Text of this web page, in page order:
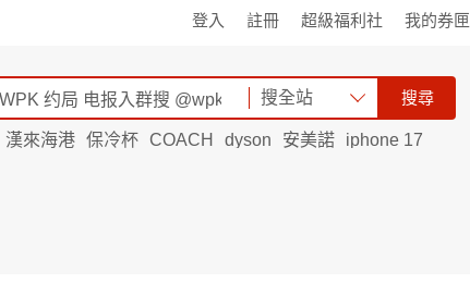
登入 註冊 超級福利社 我的券匣
搜全站 搜尋
漢來海港 保冷杯 COACH dyson 安美諾
iphone 17